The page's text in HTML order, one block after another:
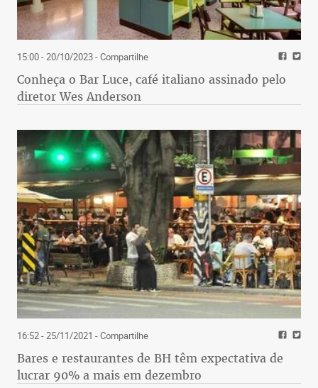
15:00 - 20/10/2023- Compartilhe
Conheça o Bar Luce, café italiano assinado pelo
diretor Wes Anderson
16:52 - 25/11/2021 - Compartilhe
Bares e restaurantes de BH têm expectativa de
lucrar 90% a mais em dezembro